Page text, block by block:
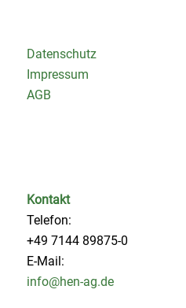
Datenschutz
Impressum
AGB
Kontakt
Telefon:
+49 7144 89875-0
E-Mail:
info@hen-ag.de